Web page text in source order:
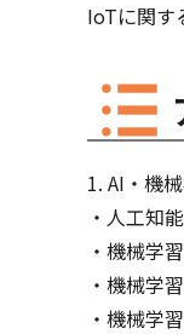
IoTに関す
AI・機
⼈工知
機械学
機械学
機械学